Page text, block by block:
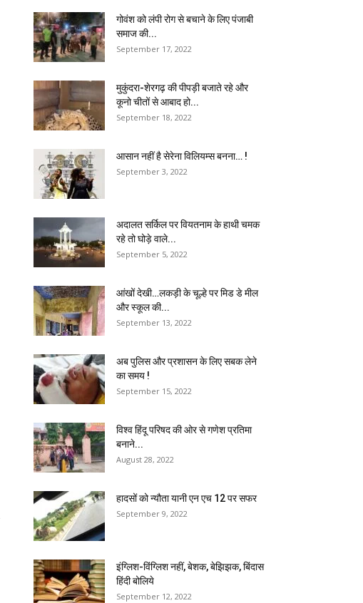
गोवंश को लंपी रोग से बचाने के लिए पंजाबी
समाज की...
September 17, 2022
मुकुंदरा-शेरगढ़ की पीपड़ी बजाते रहे और
कूनो चीतों से आबाद हो...
September 18, 2022
आसान नहीं है सेरेना विलियम्स बनना… !
September 3, 2022
अदालत सर्किल पर वियतनाम के हाथी चमक
रहे तो घोड़े वाले...
September 5, 2022
आंखों देखी…लकड़ी के चूल्हे पर मिड डे मील
और स्कूल की...
September 13, 2022
अब पुलिस और प्रशासन के लिए सबक लेने
का समय !
September 15, 2022
विश्व हिंदू परिषद की ओर से गणेश प्रतिमा
बनाने...
August 28, 2022
हादसों को न्यौता यानी एन एच 12 पर सफर
September 9, 2022
इंग्लिश-विंग्लिश नहीं, बेशक, बेझिझक, बिंदास
हिंदी बोलिये
September 12, 2022